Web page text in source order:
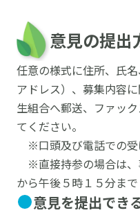
意見の提出
任意の様式に住所、氏
アドレス）、募集内容
生組合へ郵送、ファッ
てください。
※口頭及び電話での受
※直接持参の場合は、
から午後５時１５分まで
意見を提出でき